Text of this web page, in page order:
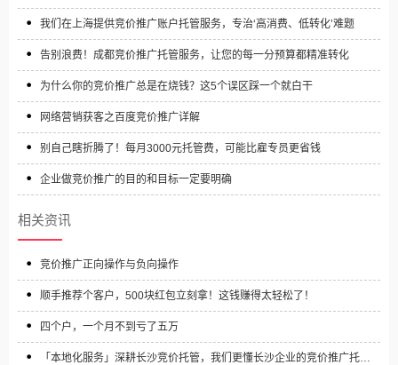
我们在上海提供竞价推广账户托管服务，专治‘高消费、低转化’难题
告别浪费！成都竞价推广托管服务，让您的每一分预算都精准转化
为什么你的竞价推广总是在烧钱？这5个误区踩一个就白干
网络营销获客之百度竞价推广详解
别自己瞎折腾了！每月3000元托管费，可能比雇专员更省钱
企业做竞价推广的目的和目标一定要明确
相关资讯
竞价推广正向操作与负向操作
顺手推荐个客户，500块红包立刻拿！这钱赚得太轻松了！
四个户，一个月不到亏了五万
「本地化服务」深耕长沙竞价托管，我们更懂长沙企业的竞价推广托管